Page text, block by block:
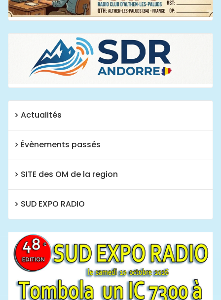
Actualités
Évènements passés
SITE des OM de la region
SUD EXPO RADIO